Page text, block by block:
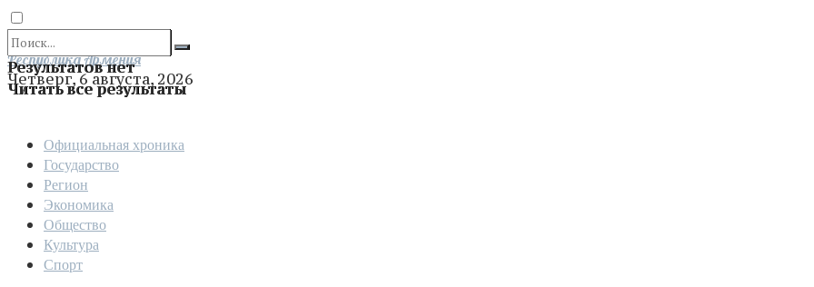
Результатов нет
Читать все результаты
Отправить
Республика Армения
Четверг, 6 августа, 2026
Официальная хроника
Государство
Регион
Экономика
Общество
Культура
Спорт